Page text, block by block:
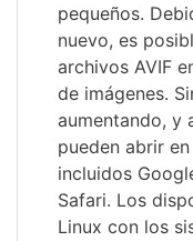
pequeños.
nuevo, es
archivos AVIF
de imágenes.
aumentando, y
pueden abrir
incluidos
Safari. Los
Linux con los